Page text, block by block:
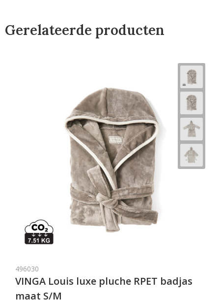
Gerelateerde producten
496030
VINGA Louis luxe pluche RPET badjas
maat S/M